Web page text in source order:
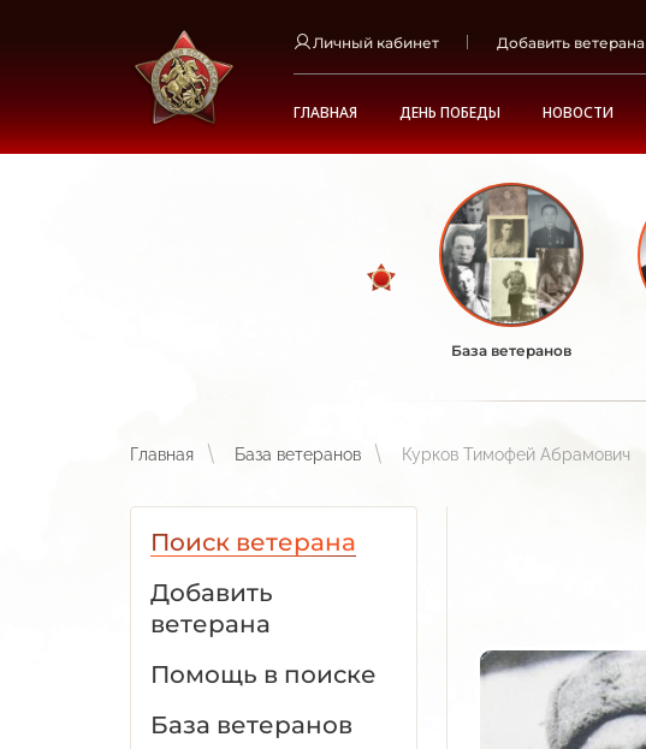
Личный кабинет Добавить ветерана
ГЛАВНАЯ ДЕНЬ ПОБЕДЫ НОВОСТИ
База ветеранов
Главная База ветеранов Курков Тимофей Абрамович
Поиск ветерана
Добавить
ветерана
Помощь в поиске
База ветеранов